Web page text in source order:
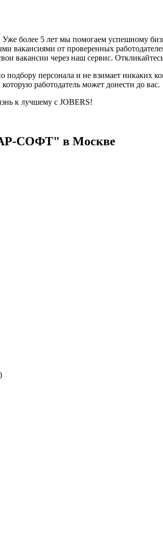
более 5 лет мы помогаем успешному
вакансиями от проверенных
вакансии через наш сервис.
подбору персонала и не взимает
работодатель может донести до вас.
к лучшему с JOBERS!
СОФТ" в Москве